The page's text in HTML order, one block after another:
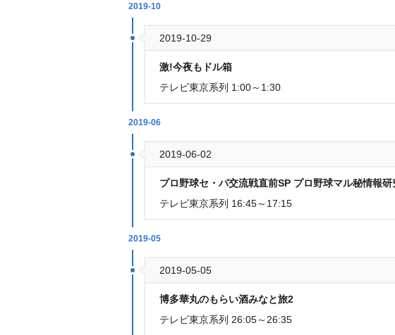
2019-10
2019-10-29
激!今夜もドル箱
テレビ東京系列 1:00～1:30
2019-06
2019-06-02
プロ野球セ・パ交流戦直前SP プロ野球マル秘情報研
テレビ東京系列 16:45～17:15
2019-05
2019-05-05
博多華丸のもらい酒みなと旅2
テレビ東京系列 26:05～26:35